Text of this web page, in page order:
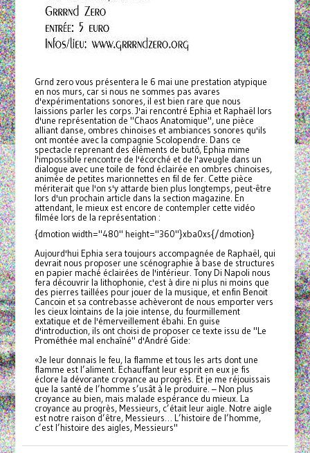
Grnd zero vous présentera le 6 mai une prestation atypique
en nos murs, car si nous ne sommes pas avares
d'expérimentations sonores, il est bien rare que nous
laissions parler les corps. J'ai rencontré Ephia et Raphaël lors
d'une représentation de "Chaos Anatomique", une pièce
alliant danse, ombres chinoises et ambiances sonores qu'ils
ont montée avec la compagnie Scolopendre. Dans ce
spectacle reprenant des éléments de butô, Ephia mime
l'impossible rencontre de l'écorché et de l'aveugle dans un
dialogue avec une toile de fond éclairée en ombres chinoises,
animée de petites marionnettes en fil de fer. Cette pièce
mériterait que l'on s'y attarde bien plus longtemps, peut-être
lors d'un prochain article dans la section magazine. En
attendant, le mieux est encore de contempler cette vidéo
filmée lors de la représentation :
{dmotion width="480" height="360"}xba0xs{/dmotion}
Aujourd'hui Ephia sera toujours accompagnée de Raphaël, qui
devrait nous proposer une scénographie à base de structures
en papier maché éclairées de l'intérieur. Tony Di Napoli nous
fera découvrir la lithophonie, c'est à dire ni plus ni moins que
des pierres taillées pour jouer de la musique, et enfin Benoit
Cancoin et sa contrebasse achèveront de nous emporter vers
les cieux lointains de la joie intense, du fourmillement
extatique et de l'émerveillement ébahi. En guise
d'introduction, ils ont choisi de proposer ce texte issu de "Le
Prométhée mal enchaîné" d'André Gide:
«Je leur donnais le feu, la flamme et tous les arts dont une
flamme est l’aliment. Echauffant leur esprit en eux je fis
éclore la dévorante croyance au progrès. Et je me réjouissais
que la santé de l’homme s’usât à le produire. – Non plus
croyance au bien, mais malade espérance du mieux. La
croyance au progrès, Messieurs, c’était leur aigle. Notre aigle
est notre raison d’être, Messieurs… L’histoire de l’homme,
c’est l’histoire des aigles, Messieurs"